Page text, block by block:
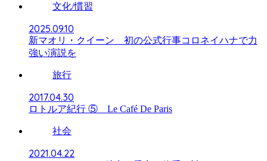
文化/慣習
2025.09.10
新マオリ・クイーン 初の公式行事コロネイハナで力
強い演説を
旅行
2017.04.30
ロトルア紀行 ⑤ Le Café De Paris
社会
2021.04.22